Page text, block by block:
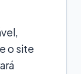
o site